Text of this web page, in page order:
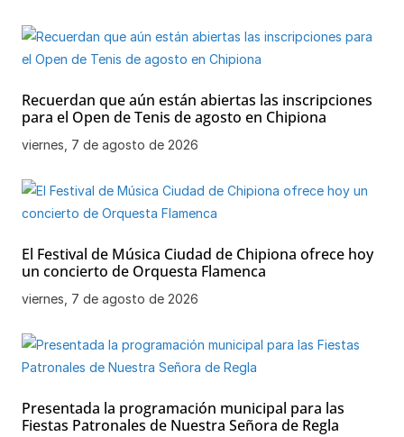
Recuerdan que aún están abiertas las inscripciones
para el Open de Tenis de agosto en Chipiona
viernes, 7 de agosto de 2026
El Festival de Música Ciudad de Chipiona ofrece hoy
un concierto de Orquesta Flamenca
viernes, 7 de agosto de 2026
Presentada la programación municipal para las
Fiestas Patronales de Nuestra Señora de Regla